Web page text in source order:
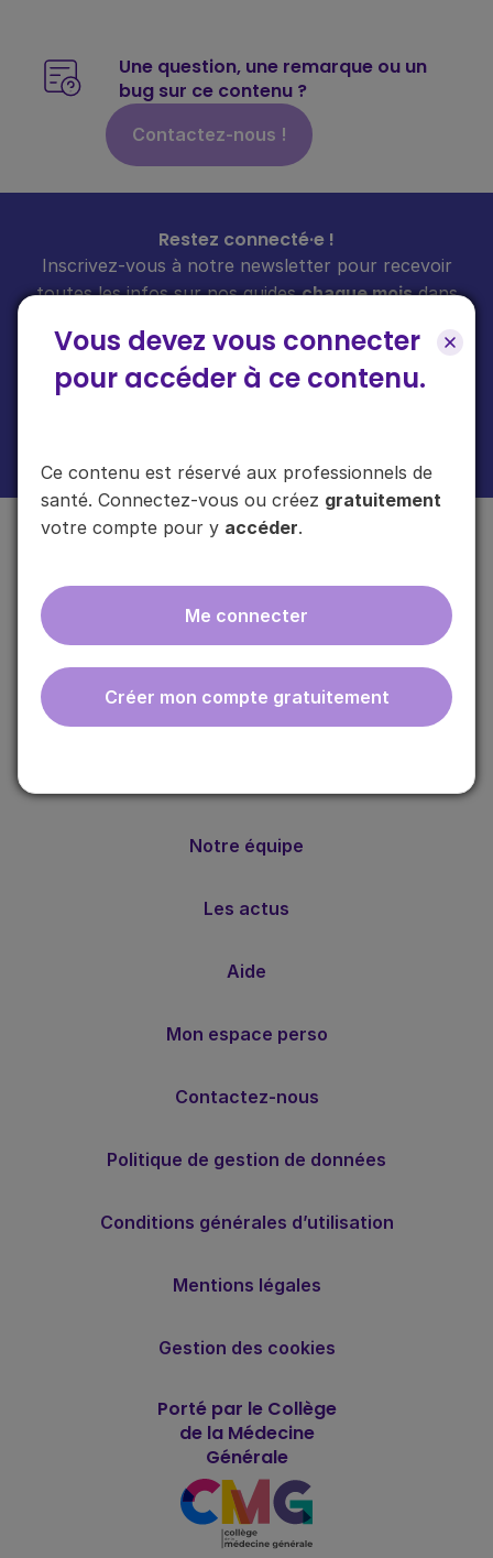
Vous devez vous connecter
pour accéder à ce contenu.
Ce contenu est réservé aux professionnels de
santé. Connectez-vous ou créez gratuitement
votre compte pour y accéder.
Me connecter
Créer mon compte gratuitement
Une question, une remarque ou un
bug sur ce contenu ?
Contactez-nous !
Restez connecté·e !
Inscrivez-vous à notre newsletter pour recevoir
toutes les infos sur nos guideschaque moisdans
ebmfrance est une base de connaissances médicales
gratuite adaptée à la pratique de la médecine générale.
Notre équipe
Les actus
Aide
Mon espace perso
Contactez-nous
Politique de gestion de données
Conditions générales d’utilisation
Mentions légales
Gestion des cookies
Porté par le Collège
de la Médecine
Générale